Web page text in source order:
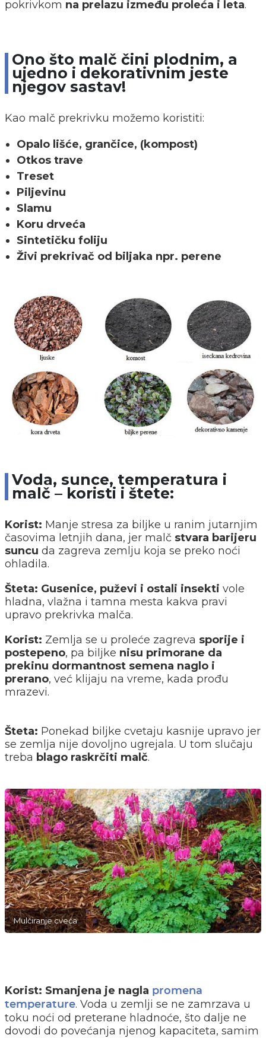
pokrivkom na prelazu između proleća i leta.
Ono što malč čini plodnim, a
ujedno i dekorativnim jeste
njegov sastav!
Kao malč prekrivku možemo koristiti:
Opalo lišće, grančice, (kompost)
Otkos trave
Treset
Piljevinu
Slamu
Koru drveća
Sintetičku foliju
Živi prekrivač od biljaka npr. perene
Voda, sunce, temperatura i
malč – koristi i štete:
Korist: Manje stresa za biljke u ranim jutarnjim
časovima letnjih dana, jer malč stvara barijeru
suncu da zagreva zemlju koja se preko noći
ohladila.
Šteta: Gusenice, puževi i ostali insekti vole
hladna, vlažna i tamna mesta kakva pravi
upravo prekrivka malča.
Korist: Zemlja se u proleće zagreva sporije i
postepeno, pa biljke nisu primorane da
prekinu dormantnost semena naglo i
prerano, već klijaju na vreme, kada prođu
mrazevi.
Šteta: Ponekad biljke cvetaju kasnije upravo jer
se zemlja nije dovoljno ugrejala. U tom slučaju
treba blago raskrčiti malč.
Mulčiranje cveća
Korist: Smanjena je nagla promena
temperature. Voda u zemlji se ne zamrzava u
toku noći od preterane hladnoće, što dalje ne
dovodi do povećanja njenog kapaciteta, samim